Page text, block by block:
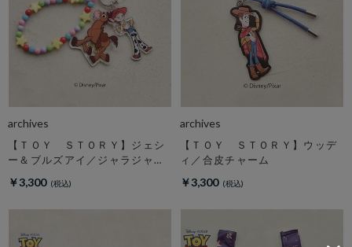
archives
【ＴＯＹ ＳＴＯＲＹ】ジェシ
ー＆ブルズアイ／ジャラジャラ
￥3,300
archives
【ＴＯＹ ＳＴＯＲＹ】ウッデ
ィ／合皮チャーム
￥3,300